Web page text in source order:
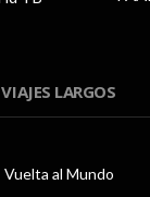
VIAJES LARGOS
Vuelta al Mundo